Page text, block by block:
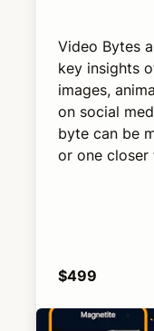
Video Bytes
key insights
images,
on social
byte can be
or one
$499